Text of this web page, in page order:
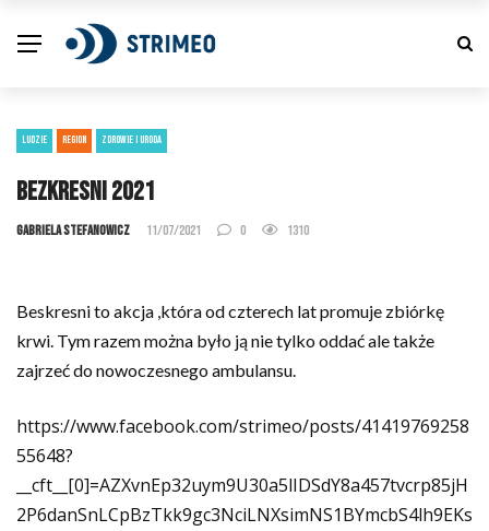
LUDZIE REGION ZDROWIE I URODA
Bezkresni 2021
Gabriela Stefanowicz 11/07/2021 0 1310
Beskresni to akcja ,która od czterech lat promuje zbiórkę
krwi. Tym razem można było ją nie tylko oddać ale także
zajrzeć do nowoczesnego ambulansu.
https://www.facebook.com/strimeo/posts/41419769258
55648?
__cft__[0]=AZXvnEp32uym9U30a5lIDSdY8a457tvcrp85jH
2P6danSnLCpBzTkk9gc3NciLNXsimNS1BYmcbS4lh9EKs